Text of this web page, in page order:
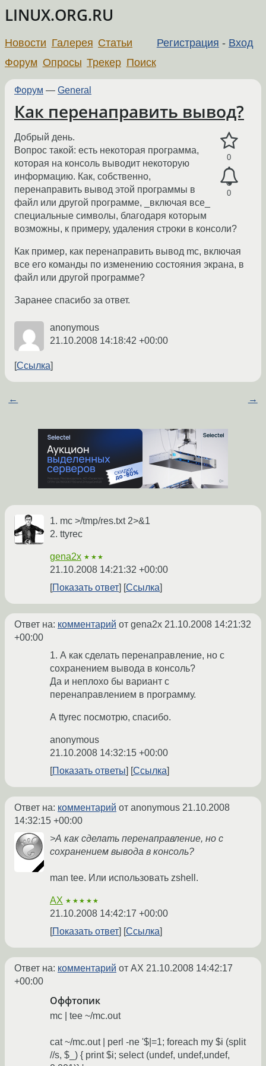
LINUX.ORG.RU
Регистрация - Вход
Новости Галерея Статьи
Форум Опросы Трекер Поиск
Форум — General
Как перенаправить вывод?
0
0
Добрый день.
Вопрос такой: есть некоторая программа,
которая на консоль выводит некоторую
информацию. Как, собственно,
перенаправить вывод этой программы в
файл или другой программе, _включая все_
специальные символы, благодаря которым
возможны, к примеру, удаления строки в консоли?
Как пример, как перенаправить вывод mc, включая
все его команды по изменению состояния экрана, в
файл или другой программе?
Заранее спасибо за ответ.
anonymous
21.10.2008 14:18:42 +00:00
Ссылка
← →
1. mc >/tmp/res.txt 2>&1
2. ttyrec
gena2x ★★★
21.10.2008 14:21:32 +00:00
Показать ответ
Ссылка
Ответ на: комментарий от gena2x 21.10.2008 14:21:32
+00:00
1. А как сделать перенаправление, но с
сохранением вывода в консоль?
Да и неплохо бы вариант с
перенаправлением в программу.
А ttyrec посмотрю, спасибо.
anonymous
21.10.2008 14:32:15 +00:00
Показать ответы
Ссылка
Ответ на: комментарий от anonymous 21.10.2008
14:32:15 +00:00
>А как сделать перенаправление, но с
сохранением вывода в консоль?
man tee. Или использовать zshell.
AX ★★★★★
21.10.2008 14:42:17 +00:00
Показать ответ
Ссылка
Ответ на: комментарий от AX 21.10.2008 14:42:17
+00:00
Оффтопик
mc | tee ~/mc.out
cat ~/mc.out | perl -ne '$|=1; foreach my $i (split
//s, $_) { print $i; select (undef, undef,undef,